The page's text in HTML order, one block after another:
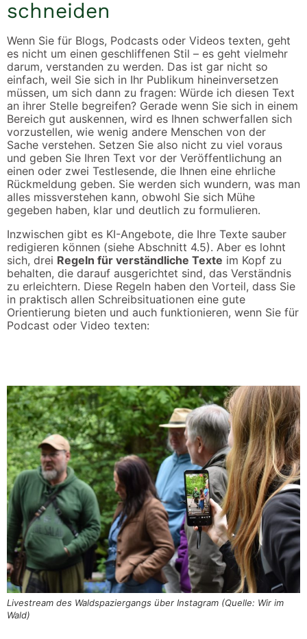
schneiden
Wenn Sie für Blogs, Podcasts oder Videos texten, geht
es nicht um einen geschliffenen Stil – es geht vielmehr
darum, verstanden zu werden. Das ist gar nicht so
einfach, weil Sie sich in Ihr Publikum hineinversetzen
müssen, um sich dann zu fragen: Würde ich diesen Text
an ihrer Stelle begreifen? Gerade wenn Sie sich in einem
Bereich gut auskennen, wird es Ihnen schwerfallen sich
vorzustellen, wie wenig andere Menschen von der
Sache verstehen. Setzen Sie also nicht zu viel voraus
und geben Sie Ihren Text vor der Veröffentlichung an
einen oder zwei Testlesende, die Ihnen eine ehrliche
Rückmeldung geben. Sie werden sich wundern, was man
alles missverstehen kann, obwohl Sie sich Mühe
gegeben haben, klar und deutlich zu formulieren.
Inzwischen gibt es KI-Angebote, die Ihre Texte sauber
redigieren können (siehe Abschnitt 4.5). Aber es lohnt
sich, drei Regeln für verständliche Texte im Kopf zu
behalten, die darauf ausgerichtet sind, das Verständnis
zu erleichtern. Diese Regeln haben den Vorteil, dass Sie
in praktisch allen Schreibsituationen eine gute
Orientierung bieten und auch funktionieren, wenn Sie für
Podcast oder Video texten:
Livestream des Waldspaziergangs über Instagram (Quelle: Wir im
Wald)